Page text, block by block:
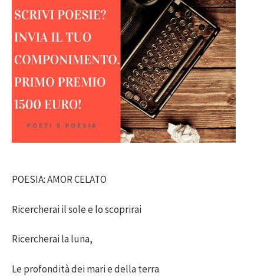
POESIA: AMOR CELATO
Ricercherai il sole e lo scoprirai
Ricercherai la luna,
Le profondità dei mari e della terra